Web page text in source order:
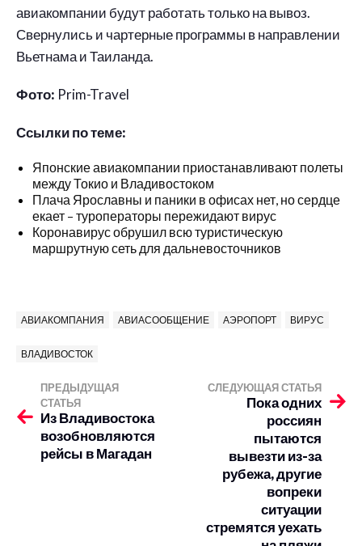
авиакомпании будут работать только на вывоз.
Свернулись и чартерные программы в направлении
Вьетнама и Таиланда.
Фото: Prim-Travel
Ссылки по теме:
Японские авиакомпании приостанавливают полеты
между Токио и Владивостоком
Плача Ярославны и паники в офисах нет, но сердце
екает – туроператоры пережидают вирус
Коронавирус обрушил всю туристическую
маршрутную сеть для дальневосточников
АВИАКОМПАНИЯ АВИАСООБЩЕНИЕ АЭРОПОРТ ВИРУС
ВЛАДИВОСТОК
ПРЕДЫДУЩАЯ
СТАТЬЯ
Из Владивостока
возобновляются
рейсы в Магадан
СЛЕДУЮЩАЯ СТАТЬЯ
Пока одних
россиян
пытаются
вывезти из-за
рубежа, другие
вопреки
ситуации
стремятся уехать